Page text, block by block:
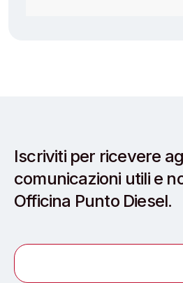
Iscriviti per ricevere
comunicazioni utili e
Officina Punto Diesel.